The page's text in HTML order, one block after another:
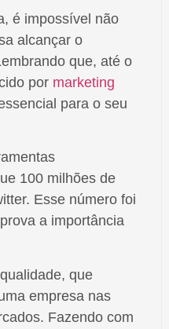
é impossível não
alcançar o
que, até o
por marketing
para o seu
100 milhões de
Esse número foi
a importância
que
empresa nas
Fazendo com